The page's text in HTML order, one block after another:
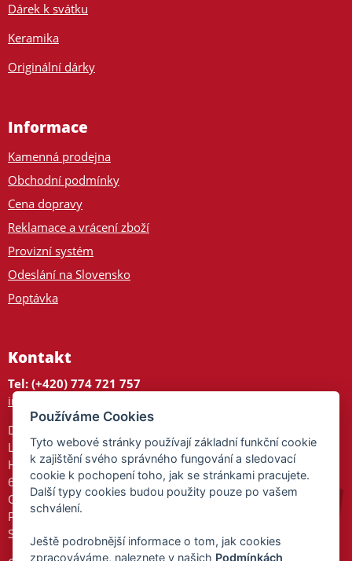
Dárek k svátku
Keramika
Originální dárky
Informace
Kamenná prodejna
Obchodní podmínky
Cena dopravy
Reklamace a vrácení zboží
Provizní systém
Odeslání na Slovensko
Poptávka
Kontakt
Tel: (+420) 774 721 757
info@tajnedarky.cz
Dárkové centrum
Legionářů 2
Hodonín
695 01
Otevřeno:
Po-Pá 9-17
So 9-11:30
Používáme Cookies
Tyto webové stránky používají základní funkční cookie
k zajištění svého správného fungování a sledovací
cookie k pochopení toho, jak se stránkami pracujete.
Další typy cookies budou použity pouze po vašem
schválení.
Ještě podrobnější informace o tom, jak cookies
zpracováváme, naleznete v našich Podmínkách